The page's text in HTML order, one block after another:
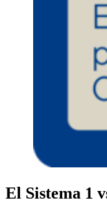
El Sistema 1